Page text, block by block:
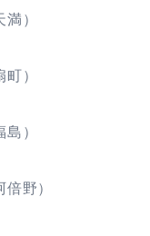
）
）
）
野）